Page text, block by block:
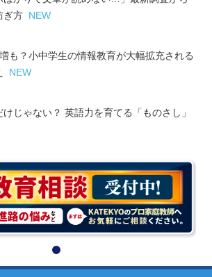
ぎ方 NEW
も？小中学生の情報教育が大幅拡充される
NEW
じゃない？ 英語力を育てる「ものさし」